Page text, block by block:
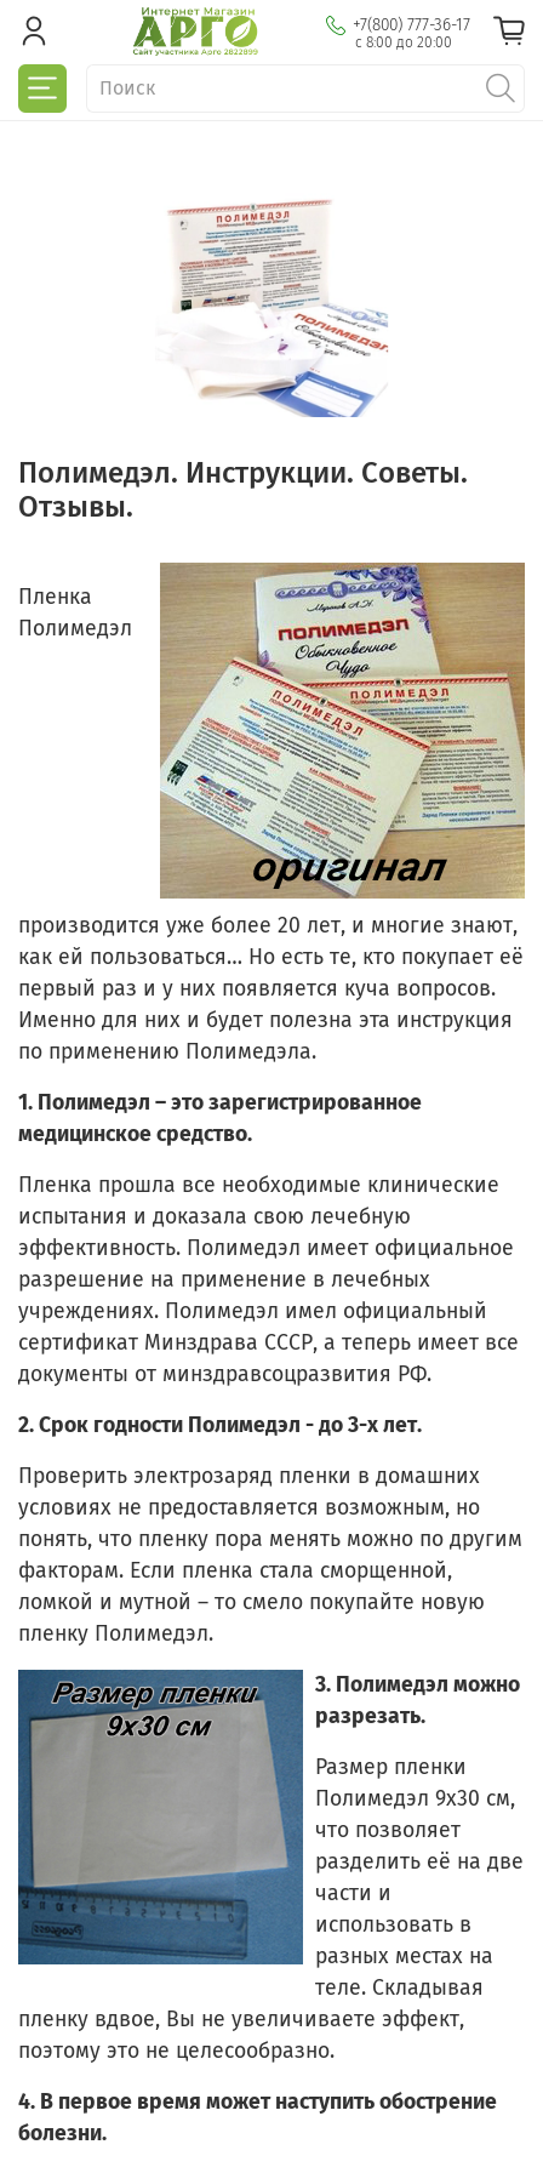
+7(800) 777-36-17
с 8:00 до 20:00
Полимедэл. Инструкции. Советы.
Отзывы.
Пленка
Полимедэл
производится уже более 20 лет, и многие знают,
как ей пользоваться… Но есть те, кто покупает её
первый раз и у них появляется куча вопросов.
Именно для них и будет полезна эта инструкция
по применению Полимедэла.
1. Полимедэл – это зарегистрированное
медицинское средство.
Пленка прошла все необходимые клинические
испытания и доказала свою лечебную
эффективность. Полимедэл имеет официальное
разрешение на применение в лечебных
учреждениях. Полимедэл имел официальный
сертификат Минздрава СССР, а теперь имеет все
документы от минздравсоцразвития РФ.
2. Срок годности Полимедэл - до 3-х лет.
Проверить электрозаряд пленки в домашних
условиях не предоставляется возможным, но
понять, что пленку пора менять можно по другим
факторам. Если пленка стала сморщенной,
ломкой и мутной – то смело покупайте новую
пленку Полимедэл.
3. Полимедэл можно
разрезать.
Размер пленки
Полимедэл 9х30 см,
что позволяет
разделить её на две
части и
использовать в
разных местах на
теле. Складывая
пленку вдвое, Вы не увеличиваете эффект,
поэтому это не целесообразно.
4. В первое время может наступить обострение
болезни.